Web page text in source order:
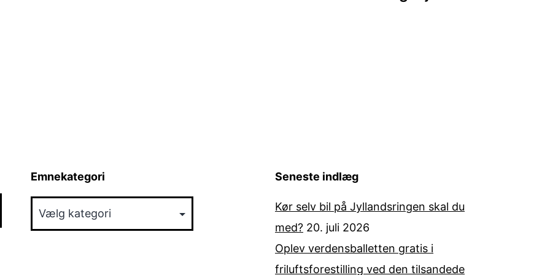
Emnekategori Seneste indlæg
Kør selv bil på Jyllandsringen skal du
med? 20. juli 2026
Oplev verdensballetten gratis i
friluftsforestilling ved den tilsandede